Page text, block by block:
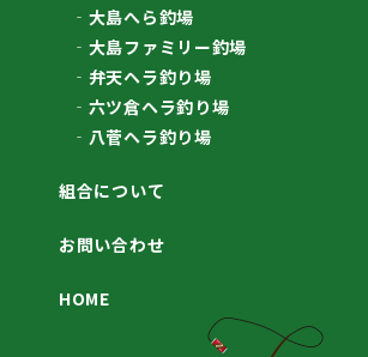
大島へら釣場
大島ファミリー釣場
弁天ヘラ釣り場
六ツ倉ヘラ釣り場
八菅ヘラ釣り場
組合について
お問い合わせ
HOME